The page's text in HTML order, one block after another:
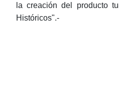
la creación del producto
Históricos".-